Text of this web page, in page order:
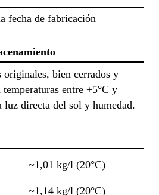
fecha de fabricación
originales, bien cerrados y
entre +5°C y
luz directa del sol y humedad.
~1,01 kg/l (20°C)
~1,14 kg/l (20°C)